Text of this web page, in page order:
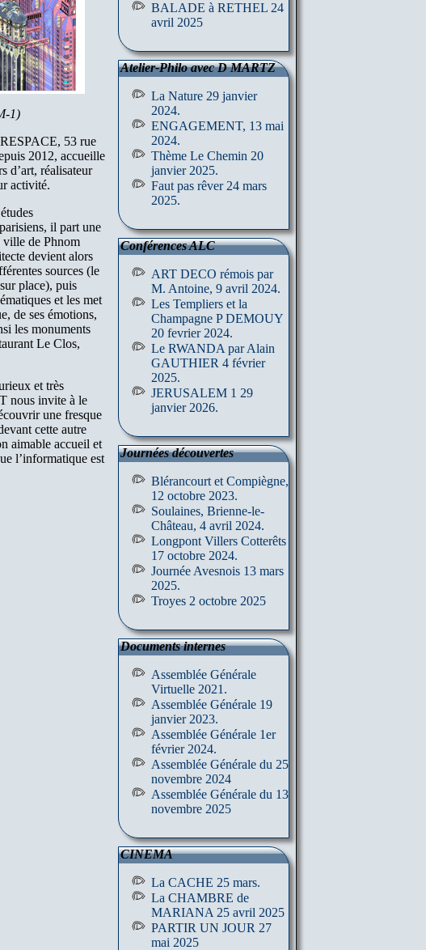
BALADE à RETHEL 24
avril 2025
Atelier-Philo avec D MARTZ
La Nature 29 janvier
2024.
ENGAGEMENT, 13 mai
2024.
Thème Le Chemin 20
janvier 2025.
Faut pas rêver 24 mars
2025.
Conférences ALC
ART DECO rémois par
M. Antoine, 9 avril 2024.
Les Templiers et la
Champagne P DEMOUY
20 fevrier 2024.
Le RWANDA par Alain
GAUTHIER 4 février
2025.
JERUSALEM 1 29
janvier 2026.
Journées découvertes
Blérancourt et Compiègne,
12 octobre 2023.
Soulaines, Brienne-le-
Château, 4 avril 2024.
Longpont Villers Cotterêts
17 octobre 2024.
Journée Avesnois 13 mars
2025.
Troyes 2 octobre 2025
Documents internes
Assemblée Générale
Virtuelle 2021.
Assemblée Générale 19
janvier 2023.
Assemblée Générale 1er
février 2024.
Assemblée Générale du 25
novembre 2024
Assemblée Générale du 13
novembre 2025
CINEMA
La CACHE 25 mars.
La CHAMBRE de
MARIANA 25 avril 2025
PARTIR UN JOUR 27
mai 2025
1)
53 rue
2012, accueille
d’art, réalisateur
activité.
il part une
ville de Phnom
devient alors
sources (le
place), puis
et les met
de ses émotions,
les monuments
Le Clos,
et très
nous invite à le
une fresque
cette autre
aimable accueil et
l’informatique est